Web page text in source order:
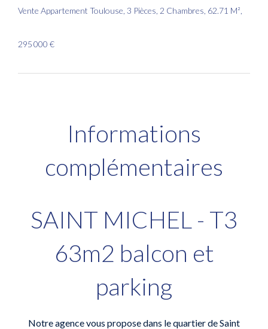
Vente Appartement Toulouse, 3 Pièces, 2 Chambres, 62.71 M²,
295 000 €
Informations
complémentaires
SAINT MICHEL - T3
63m2 balcon et
parking
Notre agence vous propose dans le quartier de Saint